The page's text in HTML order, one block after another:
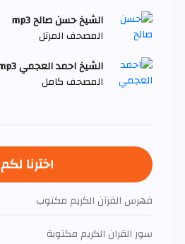
الشيخ حسن صالح mp3
المصحف المرتل
الشيخ احمد العجمي mp3
المصحف كامل
اخترنا لكم
فهرس القرآن الكريم مكتوب
سور القران الكريم مكتوبة